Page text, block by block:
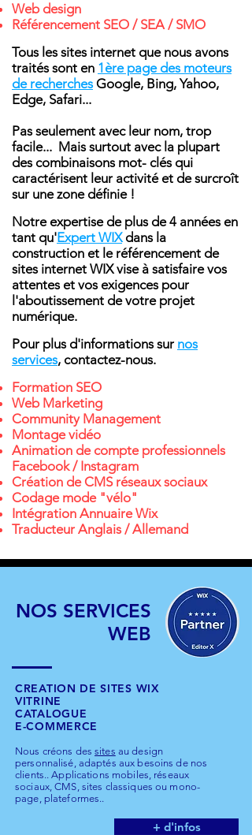
Web design
Référencement SEO / SEA / SMO
Tous les sites internet que nous avons
traités sont en 1ère page des moteurs
de recherchesGoogle, Bing, Yahoo,
Edge, Safari...
Pas seulement avec leur nom, trop
facile... Mais surtout avec la plupart
des combinaisons mot- clés qui
caractérisent leur activité et de surcroît
sur une zone définie !
Notre expertise de plus de 4 années en
tant qu'Expert WIXdans la
construction et le référencement de
sites internet WIX vise à satisfaire vos
attentes et vos exigences pour
l'aboutissement de votre projet
numérique.
Pour plus d'informations sur nos
services, contactez-nous.
Formation SEO
Web Marketing
Community Management
Montage vidéo
Animation de compte professionnels
Facebook / Instagram
Création de CMS réseaux sociaux
Codage mode "vélo"
Intégration Annuaire Wix
Traducteur Anglais / Allemand
NOS SERVICES
WEB
CREATION DE SITES WIX
VITRINE
CATALOGUE
E-COMMERCE
Nous créons dessites au design
personnalisé, adaptés aux besoins de nos
clients.. Applications mobiles, réseaux
sociaux, CMS, sites classiques ou mono-
page, plateformes..
+ d'infos